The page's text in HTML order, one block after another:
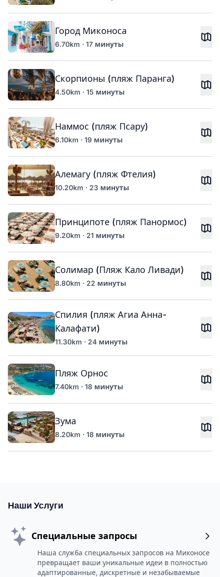
Город Миконоса
6.70km · 17 минуты
Скорпионы (пляж Паранга)
4.50km · 15 минуты
Наммос (пляж Псару)
6.10km · 19 минуты
Алемагу (пляж Фтелия)
10.20km · 23 минуты
Принципоте (пляж Панормос)
9.20km · 21 минуты
Солимар (Пляж Кало Ливади)
8.80km · 22 минуты
Спилия (пляж Агиа Анна-
Калафати)
11.30km · 24 минуты
Пляж Орнос
7.40km · 18 минуты
Зума
8.20km · 18 минуты
Наши Услуги
Специальные запросы
Наша служба специальных запросов на Миконосе
превращает ваши уникальные идеи в полностью
адаптированные, дискретные и незабываемые